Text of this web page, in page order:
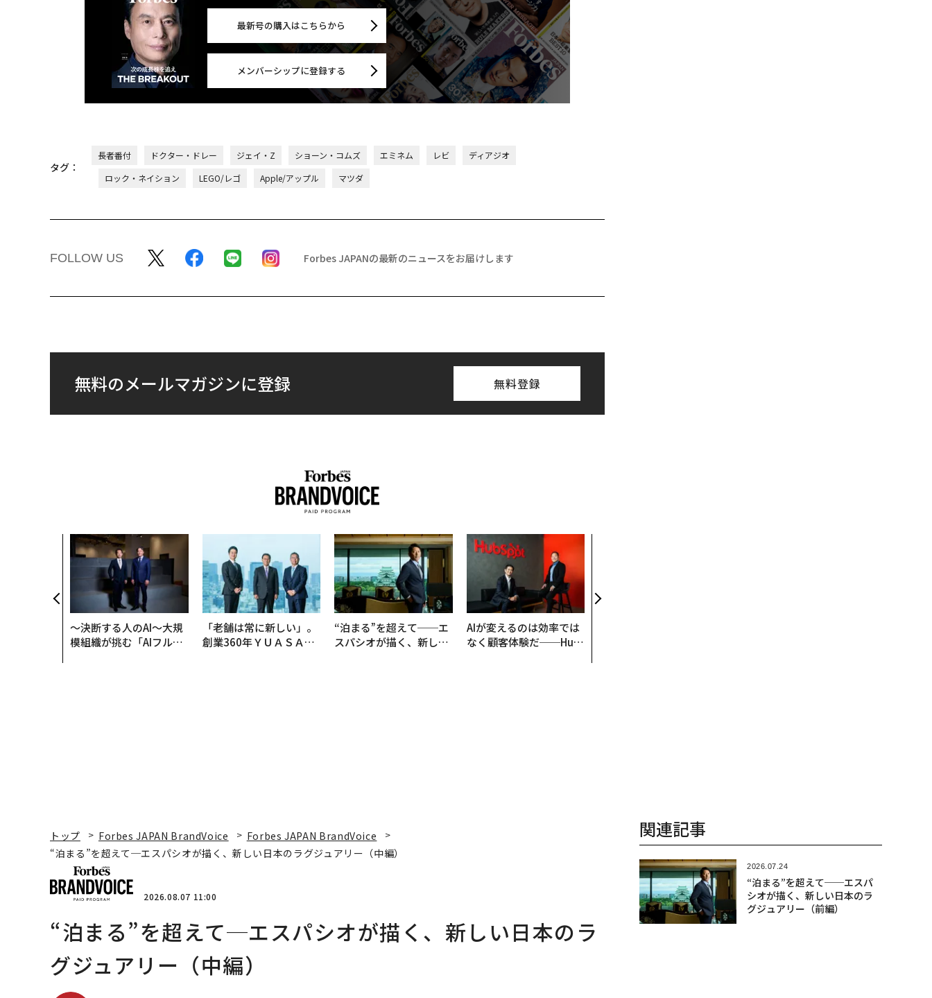
最新号の購入はこちらから
メンバーシップに登録する
タグ：
長者番付 ドクター・ドレー ジェイ・Z ショーン・コムズ エミネム レビ
ディアジオ
ロック・ネイション
LEGO/レゴ Apple/アップル マツダ
FOLLOW US Forbes JAPANの最新のニュースをお届けします
無料のメールマガジンに登録 無料登録
〜決断する人のAI〜大規
模組織が挑む「AIフル実
「老舗は常に新しい」。
創業360年ＹＵＡＳＡと
“泊まる”を超えて──エ
スパシオが描く、新しい
AIが変えるのは効率では
なく顧客体験だ──Hub
トップ Forbes JAPAN BrandVoice
Forbes JAPAN BrandVoice
“泊まる”を超えて─エスパシオが描く、新しい日本のラグジュアリー（中編）
2026.08.07 11:00
“泊まる”を超えて─エスパシオが描く、新しい日本のラ
グジュアリー（中編）
関連記事
2026.07.24
“泊まる”を超えて──エスパ
シオが描く、新しい日本のラ
グジュアリー（前編）